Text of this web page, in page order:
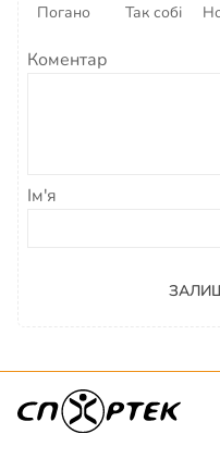
Погано Так собі
Коментар
Ім'я